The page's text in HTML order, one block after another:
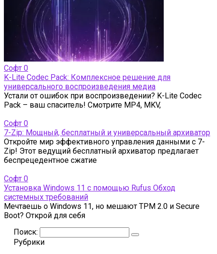
Софт 0
K-Lite Codec Pack: Комплексное решение для
универсального воспроизведения медиа
Устали от ошибок при воспроизведении? K-Lite Codec
Pack – ваш спаситель! Смотрите MP4, MKV,
Софт 0
7-Zip: Мощный, бесплатный и универсальный архиватор
Откройте мир эффективного управления данными с 7-
Zip! Этот ведущий бесплатный архиватор предлагает
беспрецедентное сжатие
Софт 0
Установка Windows 11 с помощью Rufus Обход
системных требований
Мечтаешь о Windows 11, но мешают TPM 2.0 и Secure
Boot? Открой для себя
Поиск:
Рубрики